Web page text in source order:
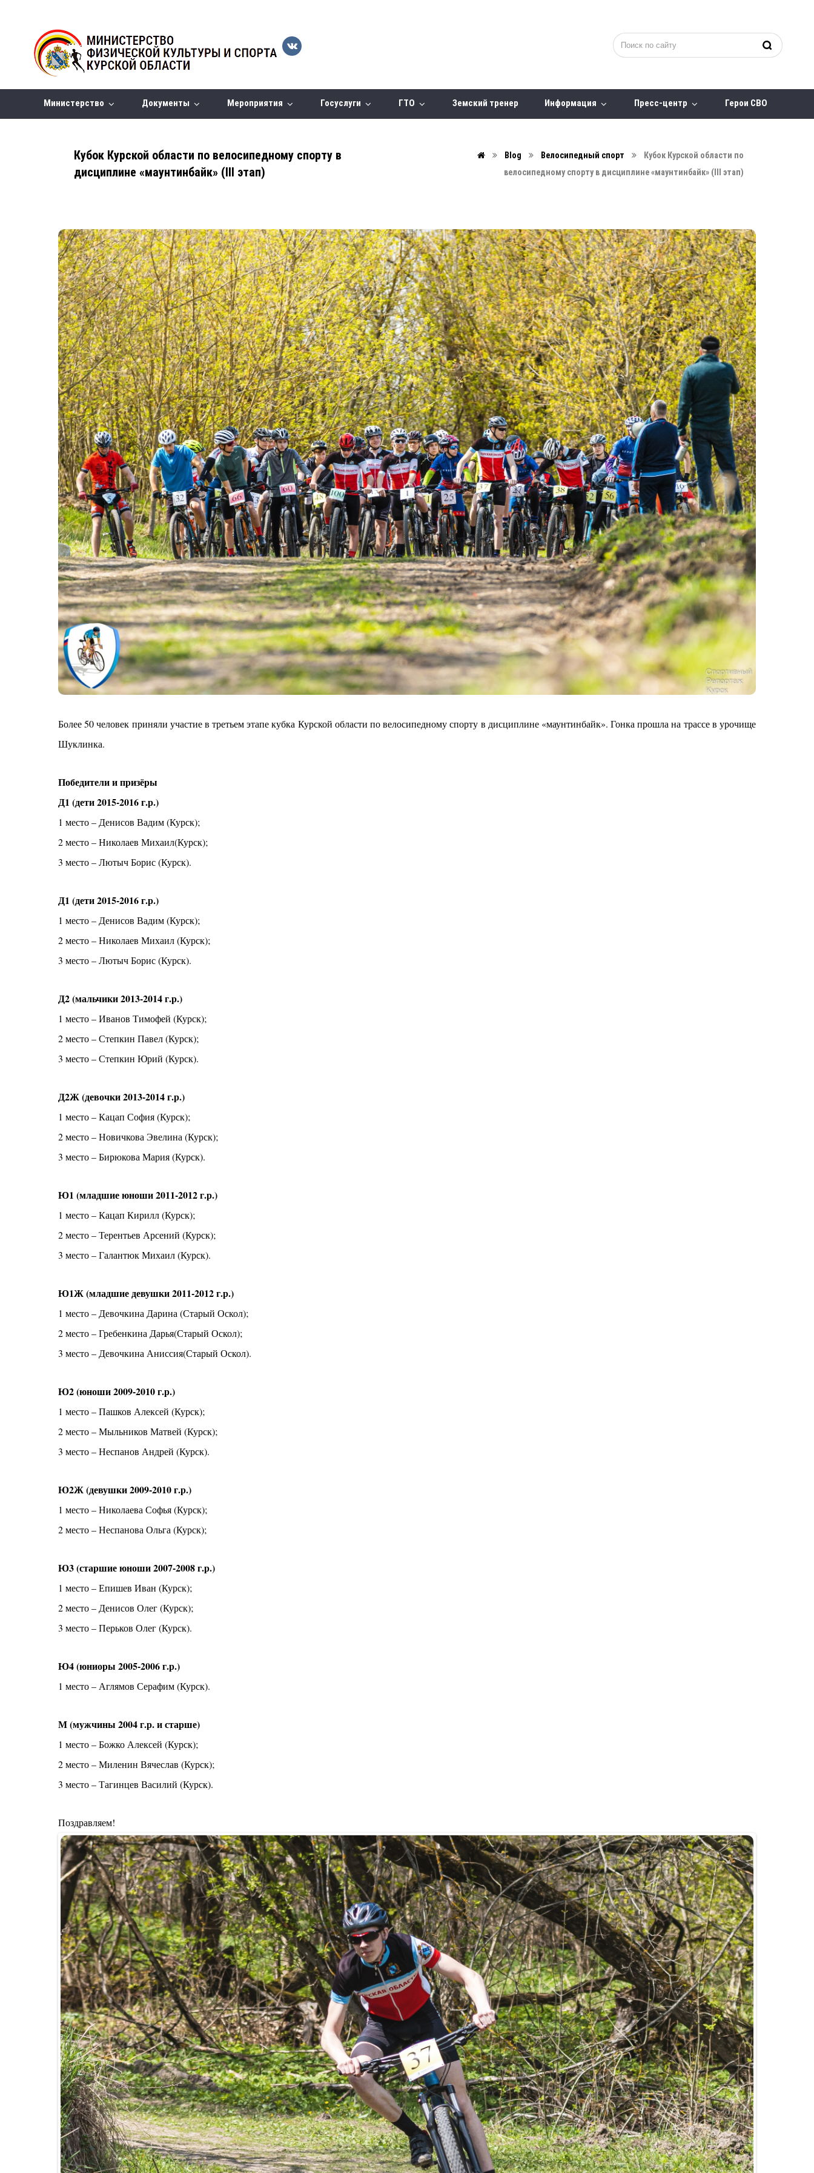
Министерство Документы Мероприятия Госуслуги ГТО Земский тренер Информация Пресс-центр Герои СВО
Кубок Курской области по велосипедному спорту в
дисциплине «маунтинбайк» (III этап)
Blog Велосипедный спорт
Кубок Курской области по
велосипедному спорту в дисциплине «маунтинбайк» (III этап)
Более 50 человек приняли участие в третьем этапе кубка Курской области по велосипедному спорту в дисциплине «маунтинбайк». Гонка прошла на трассе в урочище
Шуклинка.
Победители и призёры
Д1 (дети 2015-2016 г.р.)
1 место – Денисов Вадим (Курск);
2 место – Николаев Михаил(Курск);
3 место – Лютыч Борис (Курск).
Д1 (дети 2015-2016 г.р.)
1 место – Денисов Вадим (Курск);
2 место – Николаев Михаил (Курск);
3 место – Лютыч Борис (Курск).
Д2 (мальчики 2013-2014 г.р.)
1 место – Иванов Тимофей (Курск);
2 место – Степкин Павел (Курск);
3 место – Степкин Юрий (Курск).
Д2Ж (девочки 2013-2014 г.р.)
1 место – Кацап София (Курск);
2 место – Новичкова Эвелина (Курск);
3 место – Бирюкова Мария (Курск).
Ю1 (младшие юноши 2011-2012 г.р.)
1 место – Кацап Кирилл (Курск);
2 место – Терентьев Арсений (Курск);
3 место – Галантюк Михаил (Курск).
Ю1Ж (младшие девушки 2011-2012 г.р.)
1 место – Девочкина Дарина (Старый Оскол);
2 место – Гребенкина Дарья(Старый Оскол);
3 место – Девочкина Аниссия(Старый Оскол).
Ю2 (юноши 2009-2010 г.р.)
1 место – Пашков Алексей (Курск);
2 место – Мыльников Матвей (Курск);
3 место – Неспанов Андрей (Курск).
Ю2Ж (девушки 2009-2010 г.р.)
1 место – Николаева Софья (Курск);
2 место – Неспанова Ольга (Курск);
Ю3 (старшие юноши 2007-2008 г.р.)
1 место – Епишев Иван (Курск);
2 место – Денисов Олег (Курск);
3 место – Перьков Олег (Курск).
Ю4 (юниоры 2005-2006 г.р.)
1 место – Аглямов Серафим (Курск).
М (мужчины 2004 г.р. и старше)
1 место – Божко Алексей (Курск);
2 место – Миленин Вячеслав (Курск);
3 место – Тагинцев Василий (Курск).
Поздравляем!